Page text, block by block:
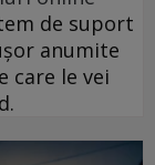
de suport
anumite
care le vei